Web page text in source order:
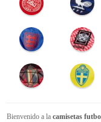
Bienvenido a la camisetas